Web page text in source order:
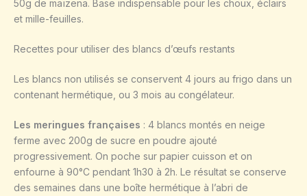
50g de maïzena. Base indispensable pour les choux, éclairs
et mille-feuilles.
Recettes pour utiliser des blancs d’œufs restants
Les blancs non utilisés se conservent 4 jours au frigo dans un
contenant hermétique, ou 3 mois au congélateur.
Les meringues françaises : 4 blancs montés en neige
ferme avec 200g de sucre en poudre ajouté
progressivement. On poche sur papier cuisson et on
enfourne à 90°C pendant 1h30 à 2h. Le résultat se conserve
des semaines dans une boîte hermétique à l’abri de